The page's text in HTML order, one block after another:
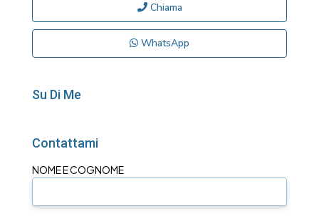
Chiama
WhatsApp
Su Di Me
Contattami
NOME E COGNOME